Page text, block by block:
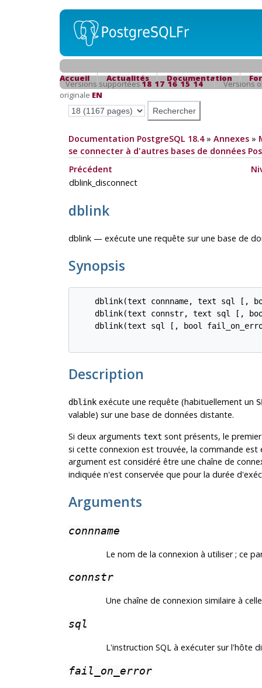
Accueil Actualités Documentation
Versions supportées18 17 16 15 14
Versions
originale EN
Documentation PostgreSQL 18.4» Annexes»
se connecter à d'autres bases de données
Précédent
dblink_disconnect
dblink
dblink — exécute une requête sur une base de
Synopsis
dblink(text connname, text sql [,
dblink(text connstr, text sql [,
dblink(text sql [, bool
Description
dblinkexécute une requête (habituellement un
valable) sur une base de données distante.
Si deux arguments text sont présents, le
si cette connexion est trouvée, la commande
argument est considéré être une chaîne de
indiquée n'est conservée que pour la durée
Arguments
connname
Le nom de la connexion à utiliser ; ce
connstr
Une chaîne de connexion similaire à
sql
L'instruction SQL à exécuter sur l'hôte
fail_on_error